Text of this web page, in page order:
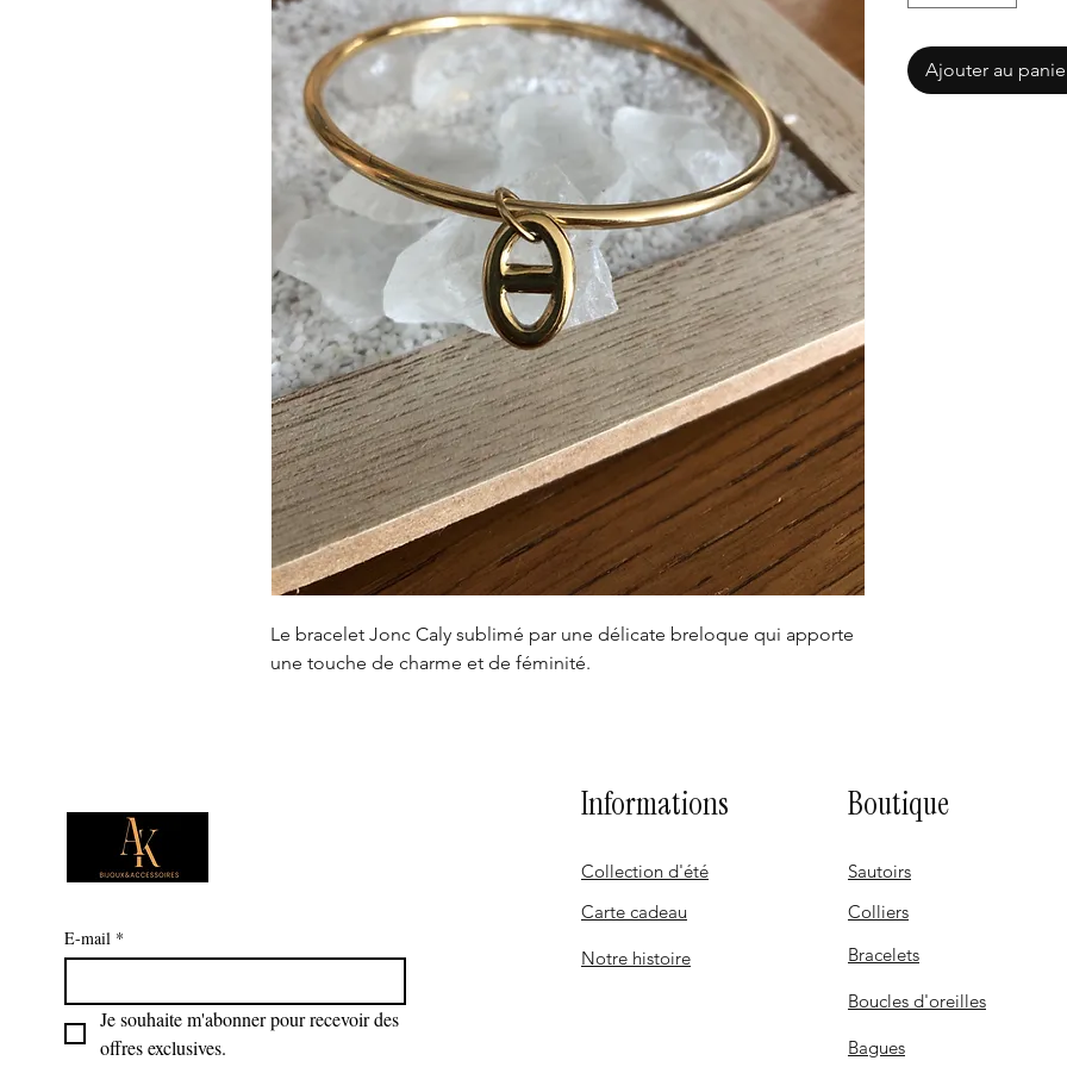
Le bracelet Jonc Caly sublimé par une délicate breloque qui apporte
une touche de charme et de féminité.
Ajouter au
Informations Boutique
Collection d'été Sautoirs
E-mail *
Je souhaite m'abonner pour recevoir des
offres exclusives.
Carte cadeau
Notre histoire
Colliers
Bracelets
Boucles d'oreilles
Bagues